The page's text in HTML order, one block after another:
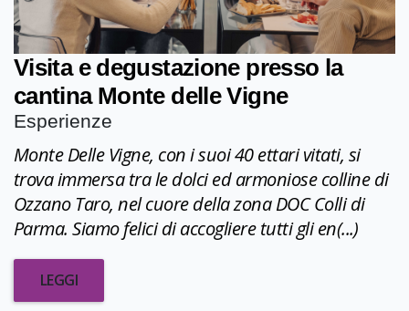
Visita e degustazione presso la
cantina Monte delle Vigne
Esperienze
Monte Delle Vigne, con i suoi 40 ettari vitati, si
trova immersa tra le dolci ed armoniose colline di
Ozzano Taro, nel cuore della zona DOC Colli di
Parma. Siamo felici di accogliere tutti gli en(...)
LEGGI